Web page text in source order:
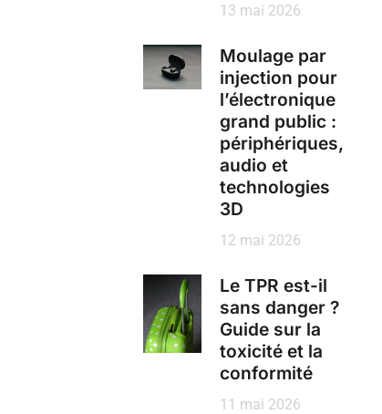
13 mai 2026
Moulage par
injection pour
l’électronique
grand public :
périphériques,
audio et
technologies
3D
12 mai 2026
Le TPR est-il
sans danger ?
Guide sur la
toxicité et la
conformité
11 mai 2026